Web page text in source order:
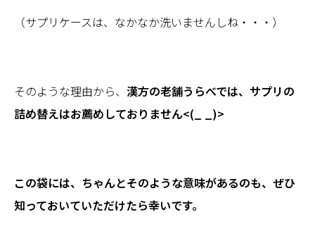
（サプリケースは、なかなか洗いませんしね・・・）
そのような理由から、 漢方の老舗うらべでは、サプリの
詰め替えはお薦めしておりません<(_ _)>
この袋には、ちゃんとそのような意味があるのも、ぜひ
知っておいていただけたら幸いです。